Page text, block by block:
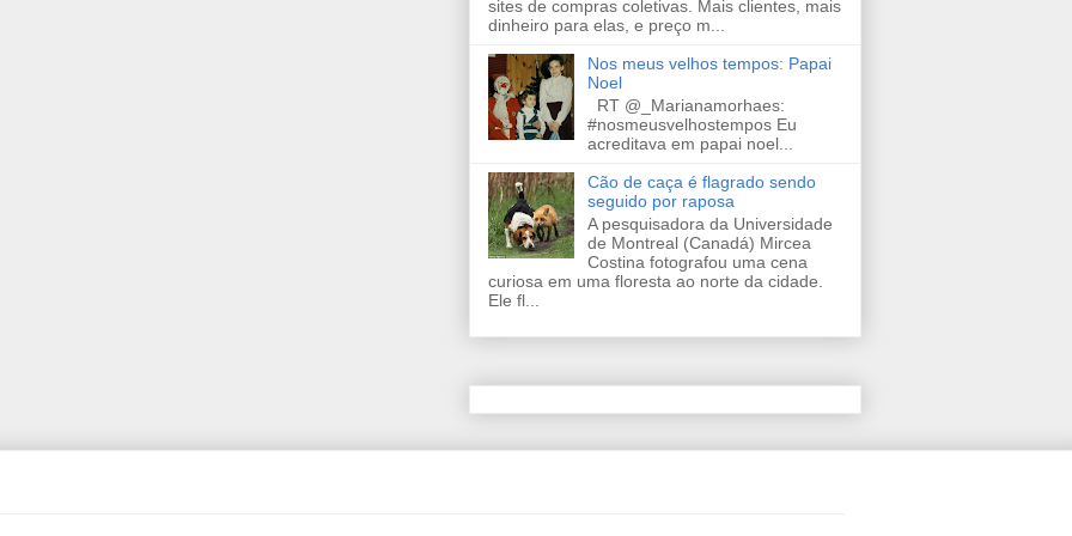
sites de compras coletivas. Mais clientes, mais
dinheiro para elas, e preço m...
Nos meus velhos tempos: Papai
Noel
RT @_Marianamorhaes:
#nosmeusvelhostempos Eu
acreditava em papai noel...
Cão de caça é flagrado sendo
seguido por raposa
A pesquisadora da Universidade
de Montreal (Canadá) Mircea
Costina fotografou uma cena
curiosa em uma floresta ao norte da cidade.
Ele fl...